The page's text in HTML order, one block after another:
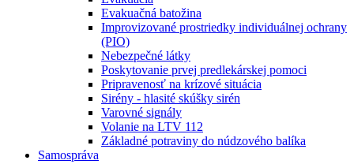
Evakuačná batožina
Improvizované prostriedky individuálnej ochrany
(PIO)
Nebezpečné látky
Poskytovanie prvej predlekárskej pomoci
Pripravenosť na krízové situácia
Sirény - hlasité skúšky sirén
Varovné signály
Volanie na LTV 112
Základné potraviny do núdzového balíka
Samospráva